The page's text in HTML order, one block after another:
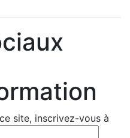
site, inscrivez-vous à